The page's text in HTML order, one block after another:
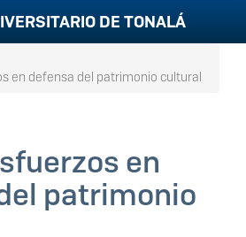
DE TONALÁ
en defensa del patrimonio cultural
en
patrimonio